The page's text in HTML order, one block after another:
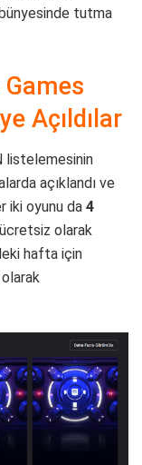
bünyesinde tutma
Açıldılar
listelemesinin
açıklandı ve
iki oyunu da 4
olarak
hafta için